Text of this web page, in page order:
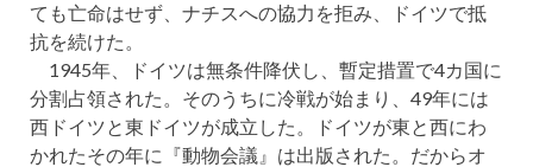
ても亡命はせず、ナチスへの協力を拒み、ドイツで抵
抗を続けた。
1945年、ドイツは無条件降伏し、暫定措置で4カ国に
分割占領された。そのうちに冷戦が始まり、49年には
西ドイツと東ドイツが成立した。ドイツが東と西にわ
かれたその年に『動物会議』は出版された。だからオ